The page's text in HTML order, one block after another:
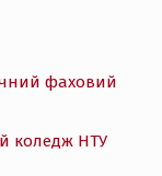
фаховий
коледж НТУ